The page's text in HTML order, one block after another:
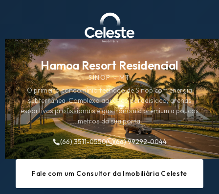
Hamoa Resort Residencial
SINOP - MT
O primeiro condomínio fechado de Sinop com energia
subterrânea. Complexo aquático paradisíaco, arenas
esportivas profissionais e gastronomia premium a poucos
metros da sua porta.
(66) 3511-0550 (66) 99292-0044
Fale com um Consultor da Imobiliária Celeste